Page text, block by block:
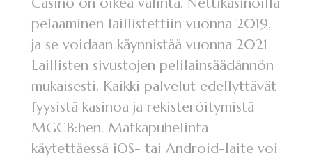
pelaaminen laillistettiin vuonna 2019,
ja se voidaan käynnistää vuonna 2021
Laillisten sivustojen pelilainsäädännön
mukaisesti. Kaikki palvelut edellyttävät
fyysistä kasinoa ja rekisteröitymistä
MGCB:hen. Matkapuhelinta
käytettäessä iOS- tai Android-laite voi